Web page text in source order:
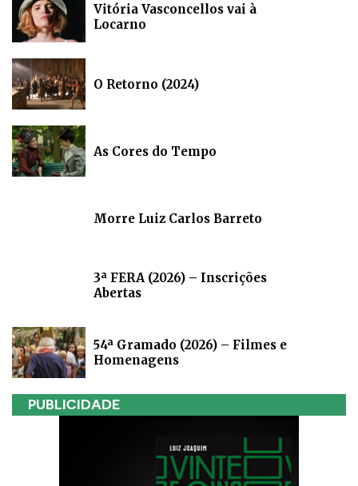
Vitória Vasconcellos vai à
Locarno
O Retorno (2024)
As Cores do Tempo
Morre Luiz Carlos Barreto
3ª FERA (2026) – Inscrições
Abertas
54ª Gramado (2026) – Filmes e
Homenagens
PUBLICIDADE